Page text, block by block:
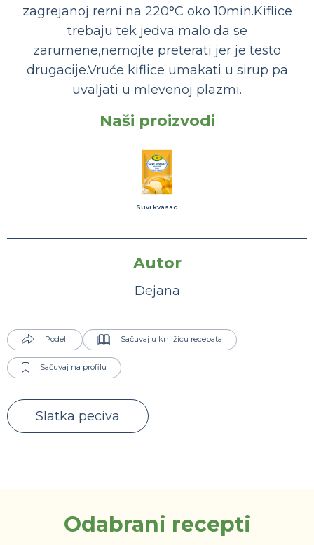
zagrejanoj rerni na 220°C oko 10min.Kiflice
trebaju tek jedva malo da se
zarumene,nemojte preterati jer je testo
drugacije.Vruće kiflice umakati u sirup pa
uvaljati u mlevenoj plazmi.
Naši proizvodi
Suvi kvasac
Autor
Dejana
Podeli Sačuvaj u knjižicu recepata
Sačuvaj na profilu
Slatka peciva
Odabrani recepti